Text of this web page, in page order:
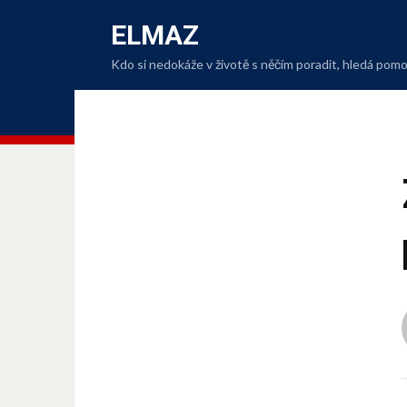
ELMAZ
Kdo si nedokáže v životě s něčím poradit, hledá